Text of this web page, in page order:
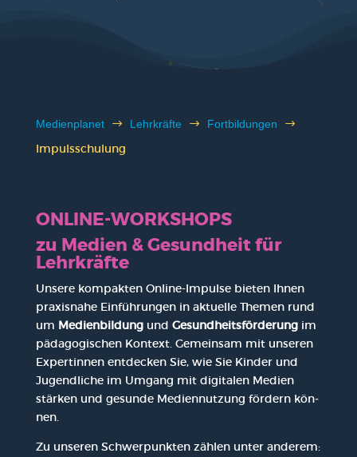
Medi­en­pla­net $ Lehr­kräf­te $ Fort­bil­dun­gen $
Impuls­schu­lung
ONLINE-WORKSHOPS
zu Medi­en & Gesund­heit für
Lehr­kräf­te
Unse­re kom­pak­ten Online-Impul­se bie­ten Ihnen
pra­xis­na­he Ein­füh­run­gen in aktu­el­le The­men rund
um Medi­en­bil­dungund Gesund­heits­för­de­rungim
päd­ago­gi­schen Kon­text. Gemein­sam mit unse­ren
Exper­tin­nen ent­de­cken Sie, wie Sie Kin­der und
Jugend­li­che im Umgang mit digi­ta­len Medi­en
stär­ken und gesun­de Medi­en­nut­zung för­dern kön­
nen.
Zu unse­ren Schwer­punk­ten zäh­len unter ande­rem: